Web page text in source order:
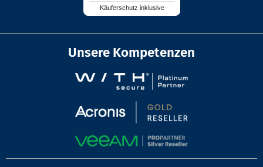
Käuferschutz inklusive
Unsere Kompetenzen